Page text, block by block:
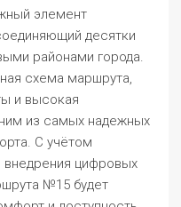
элемент
десятки
районами города.
схема маршрута,
и высокая
из самых надежных
С учётом
внедрения цифровых
№15 будет